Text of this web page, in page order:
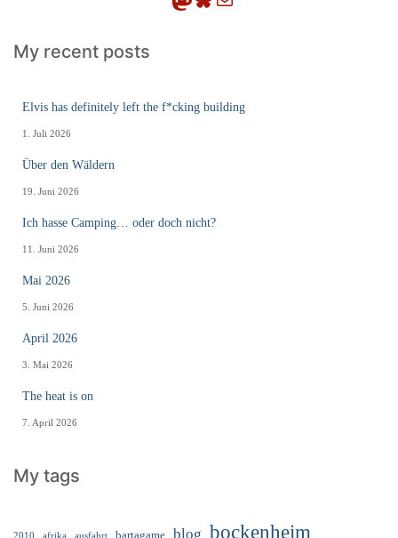
My recent posts
Elvis has definitely left the f*cking building
1. Juli 2026
Über den Wäldern
19. Juni 2026
Ich hasse Camping… oder doch nicht?
11. Juni 2026
Mai 2026
5. Juni 2026
April 2026
3. Mai 2026
The heat is on
7. April 2026
My tags
2010 afrika ausfahrt bartagame blog bockenheim